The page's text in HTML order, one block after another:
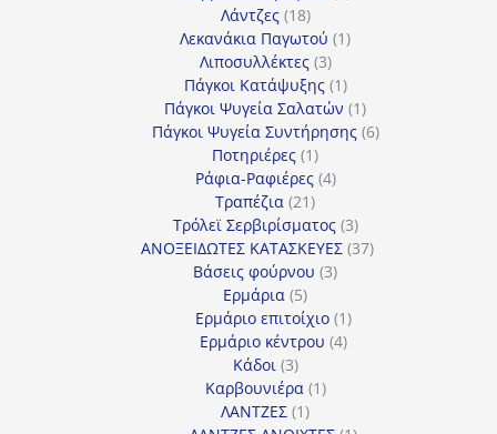
Λάντζες 1818
προϊόντα
Λεκανάκια Παγωτού 11
Λιποσυλλέκτες 33
προϊόντα
Πάγκοι Κατάψυξης 11
προϊόν
Πάγκοι Ψυγεία Σαλατών 11
προϊόν
Πάγκοι Ψυγεία Συντήρησης 66
Ποτηριέρες 11
προϊόν
Ράφια-Ραφιέρες 44
Τραπέζια 2121
προϊόντα
Τρόλεϊ Σερβιρίσματος 33
προϊόντα
ΑΝΟΞΕΙΔΩΤΕΣ ΚΑΤΑΣΚΕΥΕΣ 3737
Βάσεις φούρνου 33
Ερμάρια 55
προϊόντα
Ερμάριο επιτοίχιο 11
προϊόν
Ερμάριο κέντρου 44
Κάδοι 33
προϊόντα
Καρβουνιέρα 11
ΛΑΝΤΖΕΣ 11